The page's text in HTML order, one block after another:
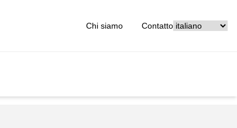
Chi siamo Contatto